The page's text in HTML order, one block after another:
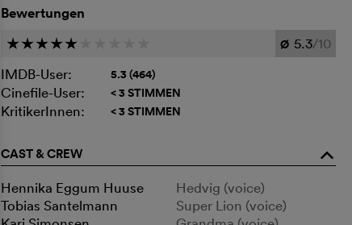
Bewertungen
c c c c c Ø 5.3/10
IMDB-User:
5.3 (464)
Cinefile-User: < 3 STIMMEN
KritikerInnen: < 3 STIMMEN
CAST & CREW o
Hennika Eggum Huuse
Hedvig (voice)
Tobias Santelmann
Super Lion (voice)